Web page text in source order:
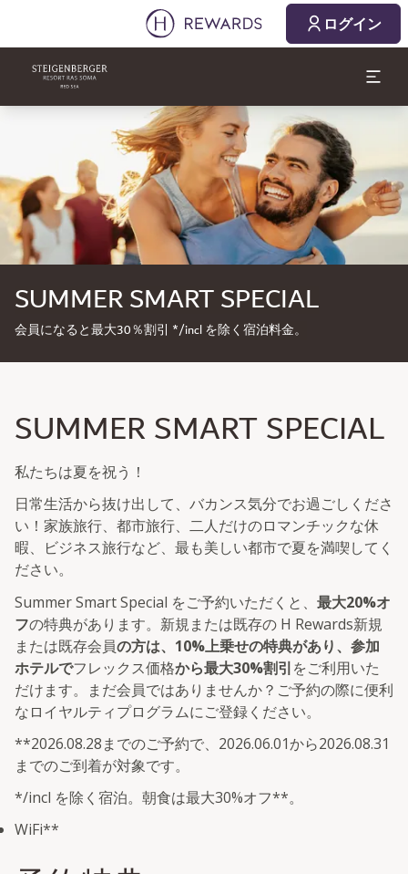
ログイン
SUMMER SMART SPECIAL
会員になると最大30％割引 */incl を除く宿泊料金。
SUMMER SMART SPECIAL
私たちは夏を祝う！
日常生活から抜け出して、バカンス気分でお過ごしくださ
い！家族旅行、都市旅行、二人だけのロマンチックな休
暇、ビジネス旅行など、最も美しい都市で夏を満喫してく
ださい。
Summer Smart Special をご予約いただくと、 最大20%オ
フの特典があります。新規または既存の H Rewards新規
または既存会員の方は、10%上乗せの特典があり、参加
ホテルでフレックス価格から最大30%割引をご利用いた
だけます。まだ会員ではありませんか？ご予約の際に便利
なロイヤルティプログラムにご登録ください。
**2026.08.28までのご予約で、2026.06.01から2026.08.31
までのご到着が対象です。
*/incl を除く宿泊。朝食は最大30%オフ**。
WiFi**